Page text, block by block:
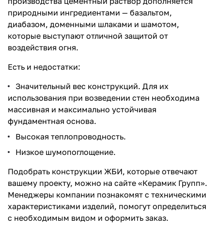
природными ингредиентами — базальтом,
диабазом, доменными шлаками и шамотом,
которые выступают отличной защитой от
воздействия огня.
Есть и недостатки:
Значительный вес конструкций. Для их
использования при возведении стен необходима
массивная и максимально устойчивая
фундаментная основа.
Высокая теплопроводность.
Низкое шумопоглощение.
Подобрать конструкции ЖБИ, которые отвечают
вашему проекту, можно на сайте «Керамик Групп».
Менеджеры компании познакомят с техническими
характеристиками изделий, помогут определиться
с необходимым видом и оформить заказ.